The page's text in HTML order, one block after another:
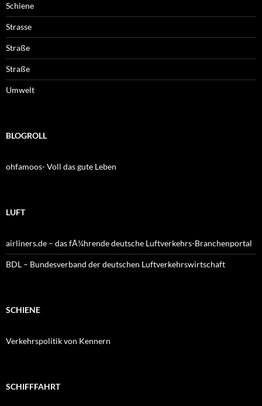
Schiene
Strasse
Straße
Straße
Umwelt
BLOGROLL
ohfamoos- Voll das gute Leben
LUFT
airliners.de – das fÃ¼hrende deutsche Luftverkehrs-Branchenportal
BDL – Bundesverband der deutschen Luftverkehrswirtschaft
SCHIENE
Verkehrspolitik von Kennern
SCHIFFFAHRT